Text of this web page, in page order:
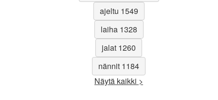
ajeltu 1549
laiha 1328
jalat 1260
nännit 1184
Näytä kaikki >